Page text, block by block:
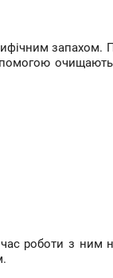
очищають
роботи з ним